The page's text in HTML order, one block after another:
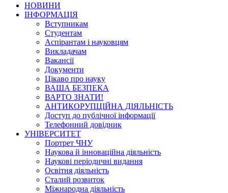
НОВИНИ
ІНФОРМАЦІЯ
Вступникам
Студентам
Аспірантам і науковцям
Викладачам
Вакансії
Документи
Цікаво про науку
ВАША БЕЗПЕКА
ВАРТО ЗНАТИ!
АНТИКОРУПЦІЙНА ДІЯЛЬНІСТЬ
Доступ до публічної інформації
Телефонний довідник
УНІВЕРСИТЕТ
Портрет ЧНУ
Наукова й інноваційна діяльність
Наукові періодичні видання
Освітня діяльність
Сталий розвиток
Міжнародна діяльність